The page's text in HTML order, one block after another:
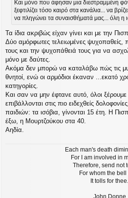
σ
η
Και μόνο που άφησαν μια διεστραμμένη
ξεφτιλίζει τόσο καιρό στα κανάλια... να
να πληγώνει τα συναισθήματά μας... όλη η
Τα ίδια ακριβώς είχαν γίνει και με την
Δύο αμόρφωτες τελειωμένες ψυχοπαθείς,
τους και την ψυχοπάθειά τους για να
μόνο με δαύτες.
Ακόμα δεν μπορώ να καταλάβω πώς τις
θνητοί, ενώ οι αρμόδιοι έκαναν ...εκατό
κατηγορίες.
Και σαν να μην έφτανε αυτό, όλοι ξέρουμε
επιβάλλονται στις πιο ειδεχθείς
παιδιών: τα ισόβια, γίνονται 15 έτη. Η
έξω, η Μουρτζούκου στα 40.
Αηδία.
Each man's death
For I am involved in
Therefore, send not
For whom the bell
It tolls for thee.
John Donne